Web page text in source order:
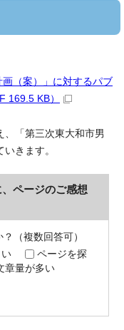
画（案）」に対するパブ
169.5 KB）
、「第三次東大和市男
きます。
ページのご感想
（複数回答可）
ページを探
章量が多い